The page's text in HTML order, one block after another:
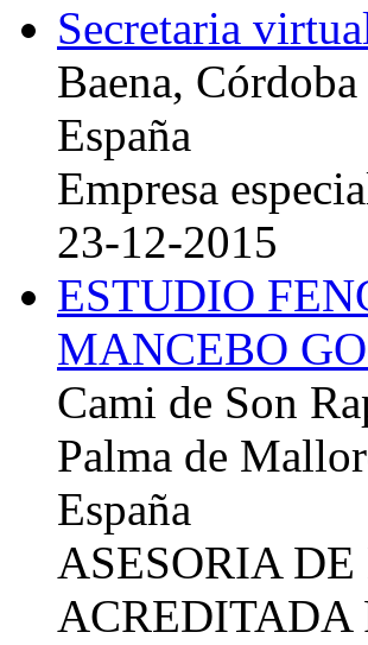
Secretaria
Baena,
España
Empresa
23-12-2015
ESTUDIO
MANCEBO
Cami de Son
Palma de
España
ASESORIA
ACREDITADA